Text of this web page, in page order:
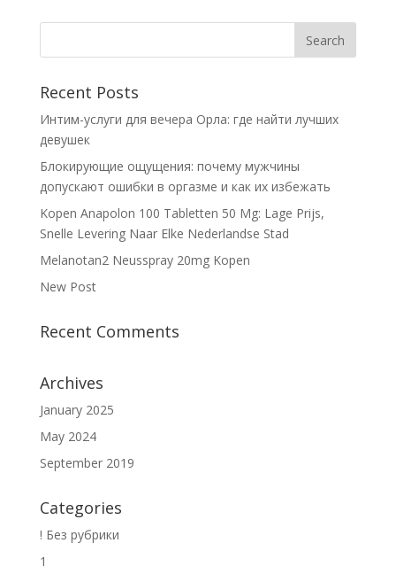
Recent Posts
Интим-услуги для вечера Орла: где найти лучших
девушек
Блокирующие ощущения: почему мужчины
допускают ошибки в оргазме и как их избежать
Kopen Anapolon 100 Tabletten 50 Mg: Lage Prijs,
Snelle Levering Naar Elke Nederlandse Stad
Melanotan2 Neusspray 20mg Kopen
New Post
Recent Comments
Archives
January 2025
May 2024
September 2019
Categories
! Без рубрики
1